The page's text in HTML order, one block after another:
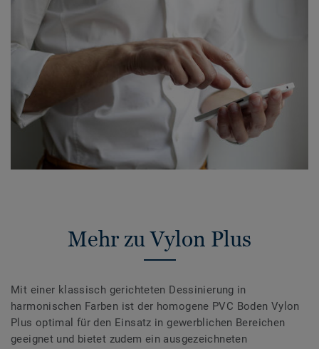
Mehr zu Vylon Plus
Mit einer klassisch gerichteten Dessinierung in
harmonischen Farben ist der homogene PVC Boden Vylon
Plus optimal für den Einsatz in gewerblichen Bereichen
geeignet und bietet zudem ein ausgezeichneten